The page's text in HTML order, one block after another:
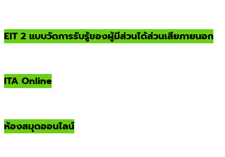
EIT 2 แบบวัดการรับรู้ของผู้มีส่วนได้ส่วนเสียภายนอก
ITA Online
ห้องสมุดออนไลน์